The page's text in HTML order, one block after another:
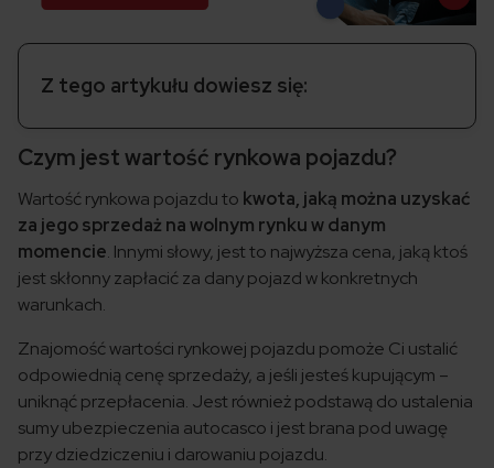
Z tego artykułu dowiesz się:
Czym jest wartość rynkowa pojazdu?
Wartość rynkowa pojazdu to kwota, jaką można uzyskać
za jego sprzedaż na wolnym rynku w danym
momencie. Innymi słowy, jest to najwyższa cena, jaką ktoś
jest skłonny zapłacić za dany pojazd w konkretnych
warunkach.
Znajomość wartości rynkowej pojazdu pomoże Ci ustalić
odpowiednią cenę sprzedaży, a jeśli jesteś kupującym –
uniknąć przepłacenia. Jest również podstawą do ustalenia
sumy ubezpieczenia autocasco i jest brana pod uwagę
przy dziedziczeniu i darowaniu pojazdu.